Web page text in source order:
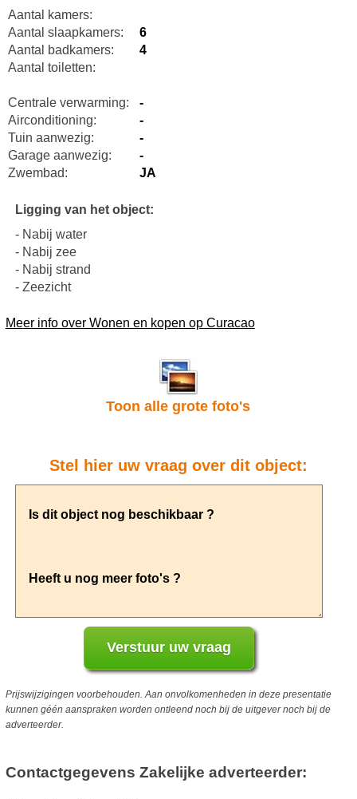
Aantal kamers:
Aantal slaapkamers:
6
Aantal badkamers:
4
Aantal toiletten:
Centrale verwarming:
-
Airconditioning:
-
Tuin aanwezig:
-
Garage aanwezig:
-
Zwembad:
JA
Ligging van het object:
- Nabij water
- Nabij zee
- Nabij strand
- Zeezicht
Meer info over Wonen en kopen op Curacao
Toon alle grote foto's
Stel hier uw vraag over dit object:
Prijswijzigingen voorbehouden. Aan onvolkomenheden in deze presentatie
kunnen géén aanspraken worden ontleend noch bij de uitgever noch bij de
adverteerder.
Contactgegevens Zakelijke adverteerder: